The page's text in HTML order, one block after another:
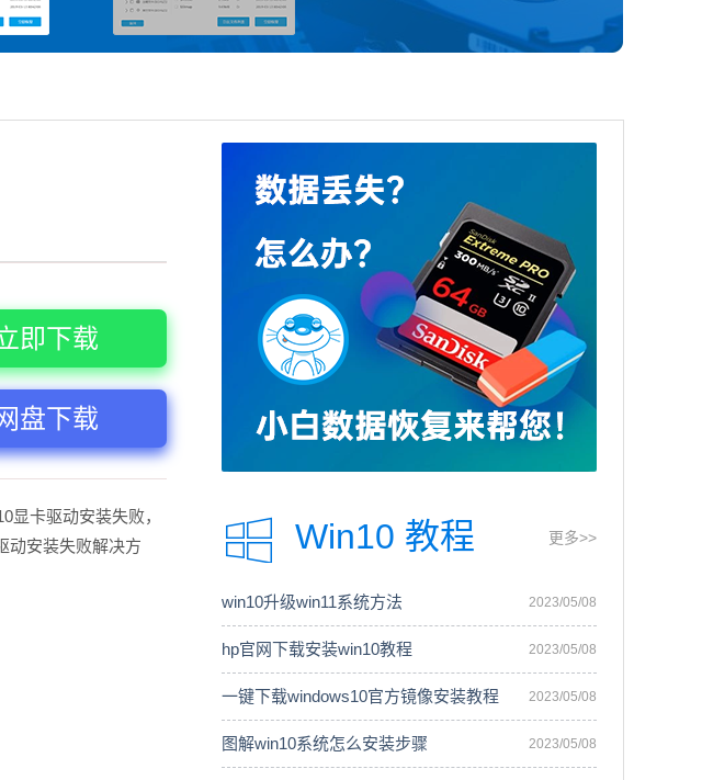
即下载
盘下载
卡驱动安装失败，
动安装失败解决方
Win10 教程 更多>>
win10升级win11系统方法 2023/05/08
hp官网下载安装win10教程 2023/05/08
一键下载windows10官方镜像安装教程 2023/05/08
图解win10系统怎么安装步骤 2023/05/08